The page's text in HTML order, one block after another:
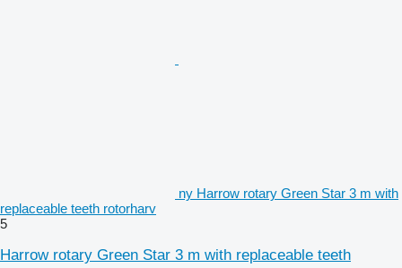
ny Harrow rotary Green Star 3 m with
replaceable teeth rotorharv
5
Harrow rotary Green Star 3 m with replaceable teeth